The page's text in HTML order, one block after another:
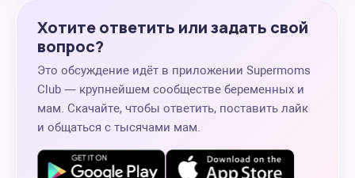
Хотите ответить или задать свой
вопрос?
Это обсуждение идёт в приложении Supermoms
Club — крупнейшем сообществе беременных и
мам. Скачайте, чтобы ответить, поставить лайк
и общаться с тысячами мам.